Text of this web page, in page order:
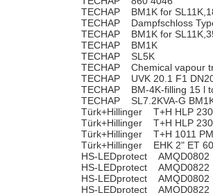
TECHAP BM1K for
TECHAP Dampfschloss
TECHAP BM1K for
TECHAP BM1K
TECHAP SL5K
TECHAP Chemical vapour
TECHAP UVK 20.1 F1
TECHAP BM-4K-filling 15 l
TECHAP SL7.2KVA-G
Türk+Hillinger T+H HLP
Türk+Hillinger T+H HLP
Türk+Hillinger T+H 1011
Türk+Hillinger EHK 2" ET
HS-LEDprotect AMQD0802
HS-LEDprotect AMQD0822
HS-LEDprotect AMQD0802
HS-LEDprotect AMQD0822